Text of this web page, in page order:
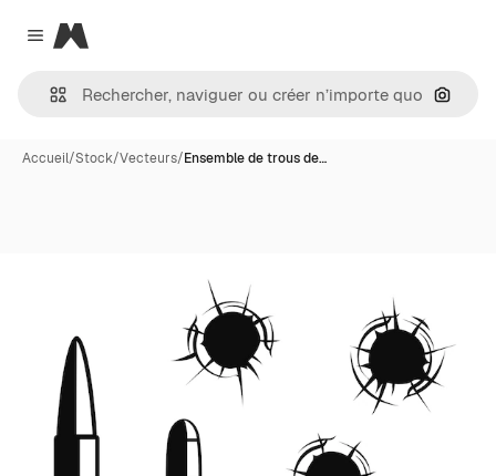
Close menu
Magnific
Accueil/Stock/Vecteurs/Ensemble de trous de…